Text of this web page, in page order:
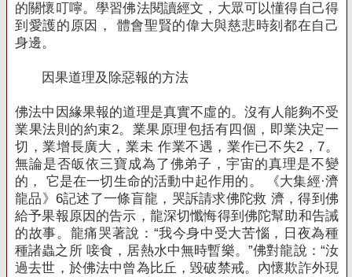
的關懷叮嚀。學習佛法閱讀經文，大眾可以懂得自己得
到愛護的原因， 體會聖賢的偉大與慈悲時刻都在自己
身邊。
因果道理及除惡報的方法
佛法中因緣果報的道理是真實不虛的。 沒有人能夠不受
業果法則的約束2。 業果原理包括有四個，即業決定一
切，業增長廣大，業未 作業不遇，業作已不失2，7。
無論是否皈依三寶成為了佛弟子，宇宙的真理是不變
的， 它是在一切生命的活動中起作用的。
《大集經·濟
龍品》6記述了一條盲龍，哭訴請求佛陀救 濟，得到佛
給予果報原因的告示，龍深切懺悔得到佛陀幫助和告誡
的故事。 龍痛哭著說：“我今身中受大苦惱，日夜為種
種諸蟲之所 唼食，居熱水中無時暫樂。”佛對龍說：“汝
過去世，於佛法中曾為比丘 ，毀破禁戒。內懷欺詐外現